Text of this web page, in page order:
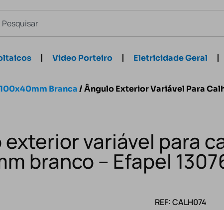
Video Porteiro Eletricidade Geral
Branca/ Ângulo Exterior Variável Para
variável para
branco – Efapel
REF: CALH074